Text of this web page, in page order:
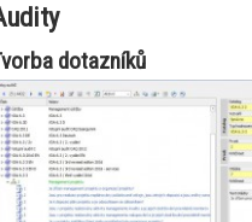
dotazníků